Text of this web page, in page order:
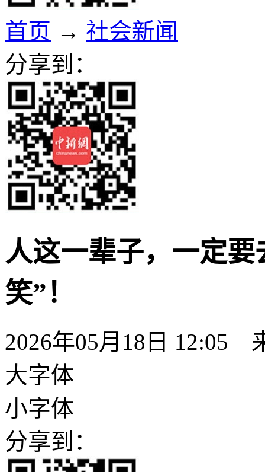
首页 → 社会新闻
分享到：
人这一辈子，一定
笑”！
2026年05月18日 12:05
大字体
小字体
分享到：